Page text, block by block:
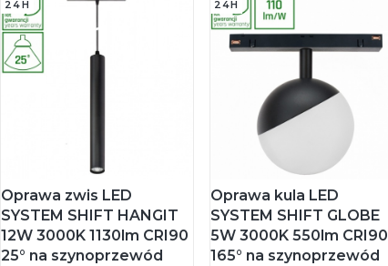
24H
Oprawa zwis LED
SYSTEM SHIFT HANGIT
12W 3000K 1130lm CRI90
25° na szynoprzewód
24H
Oprawa kula LED
SYSTEM SHIFT GLOBE
5W 3000K 550lm CRI90
165° na szynoprzewód